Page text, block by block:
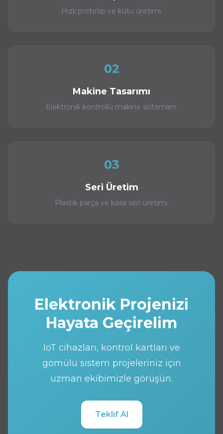
Hızlı prototip ve kutu üretimi.
02
Makine Tasarımı
Elektronik kontrollü makine sistemleri.
03
Seri Üretim
Plastik parça ve kasa seri üretimi.
Elektronik Projenizi
Hayata Geçirelim
IoT cihazları, kontrol kartları ve
gömülü sistem projeleriniz için
uzman ekibimizle görüşün.
Teklif Al